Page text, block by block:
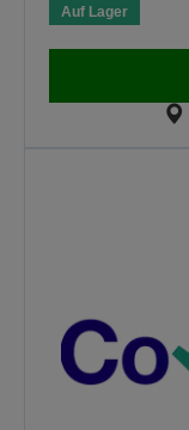
Auf Lager